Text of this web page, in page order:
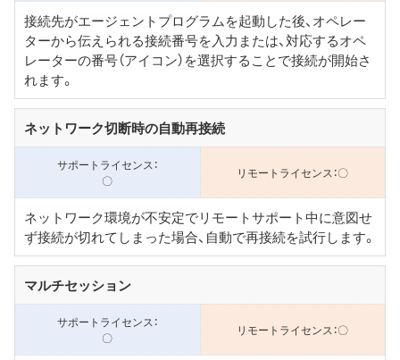
接続先がエージェントプログラムを起動した後、オペレー
ターから伝えられる接続番号を入力または、対応するオペ
レーターの番号（アイコン）を選択することで接続が開始さ
れます。
ネットワーク切断時の自動再接続
〇 〇
ネットワーク環境が不安定でリモートサポート中に意図せ
ず接続が切れてしまった場合、自動で再接続を試行します。
マルチセッション
〇 〇